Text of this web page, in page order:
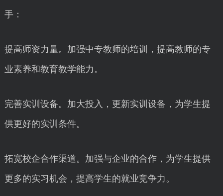
手：
提高师资力量。加强中专教师的培训，提高教师的专
业素养和教育教学能力。
完善实训设备。加大投入，更新实训设备，为学生提
供更好的实训条件。
拓宽校企合作渠道。加强与企业的合作，为学生提供
更多的实习机会，提高学生的就业竞争力。